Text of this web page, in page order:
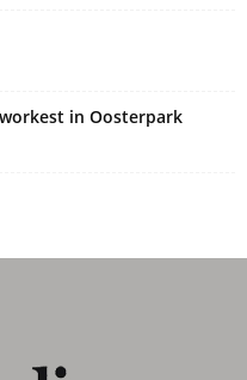
in Oosterpark